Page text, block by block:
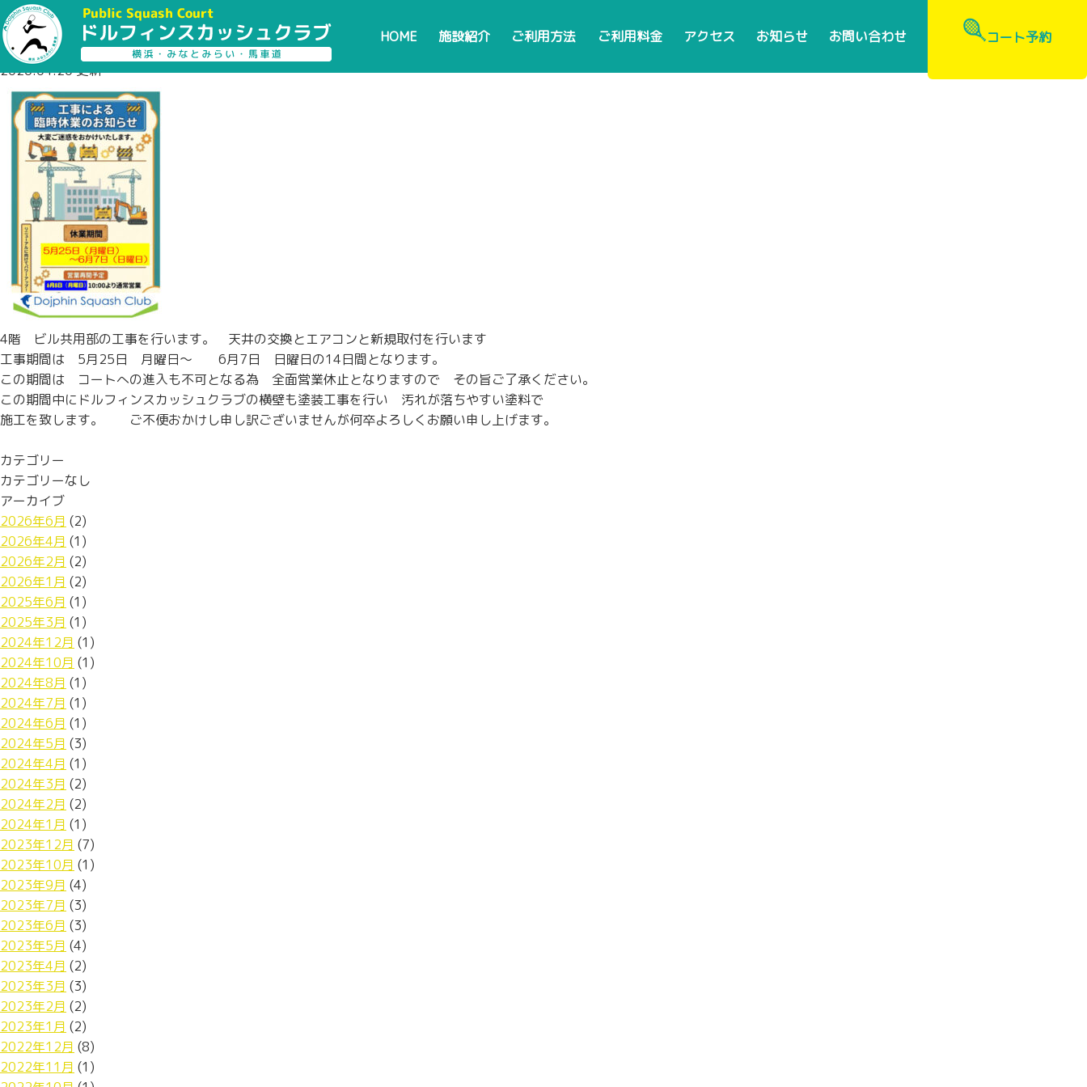
HOME 施設紹介 ご利用方法 ご利用料金 アクセス お知らせ お問い合わせ コート予約
ドルフィンスカッシュクラブ
BLOG
臨時休業のお知らせ
2026.04.20 更新
4階 ビル共用部の工事を行います。 天井の交換とエアコンと新規取付を行います
工事期間は 5月25日 月曜日～ 6月7日 日曜日の14日間となります。
この期間は コートへの進入も不可となる為 全面営業休止となりますので その旨ご了承ください。
この期間中にドルフィンスカッシュクラブの横壁も塗装工事を行い 汚れが落ちやすい塗料で
施工を致します。 ご不便おかけし申し訳ございませんが何卒よろしくお願い申し上げます。
カテゴリー
カテゴリーなし
アーカイブ
2026年6月 (2)
2026年4月 (1)
2026年2月 (2)
2026年1月 (2)
2025年6月 (1)
2025年3月 (1)
2024年12月 (1)
2024年10月 (1)
2024年8月 (1)
2024年7月 (1)
2024年6月 (1)
2024年5月 (3)
2024年4月 (1)
2024年3月 (2)
2024年2月 (2)
2024年1月 (1)
2023年12月 (7)
2023年10月 (1)
2023年9月 (4)
2023年7月 (3)
2023年6月 (3)
2023年5月 (4)
2023年4月 (2)
2023年3月 (3)
2023年2月 (2)
2023年1月 (2)
2022年12月 (8)
2022年11月 (1)